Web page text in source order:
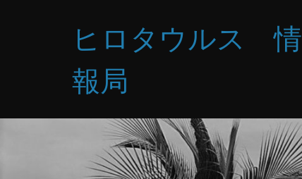
ヒロタウルス 情
報局